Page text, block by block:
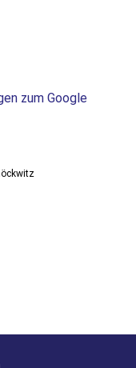
zum Google